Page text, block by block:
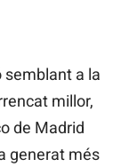
semblant a la
millor,
de Madrid
generat més